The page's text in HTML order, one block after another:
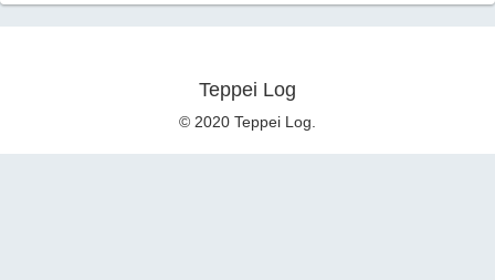
Teppei Log
© 2020 Teppei Log.